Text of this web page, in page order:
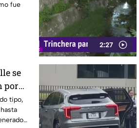
fue
2:27
se
por
tipo,